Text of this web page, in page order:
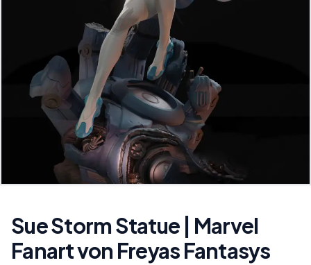
Sue Storm Statue | Marvel
Fanart von Freyas Fantasys